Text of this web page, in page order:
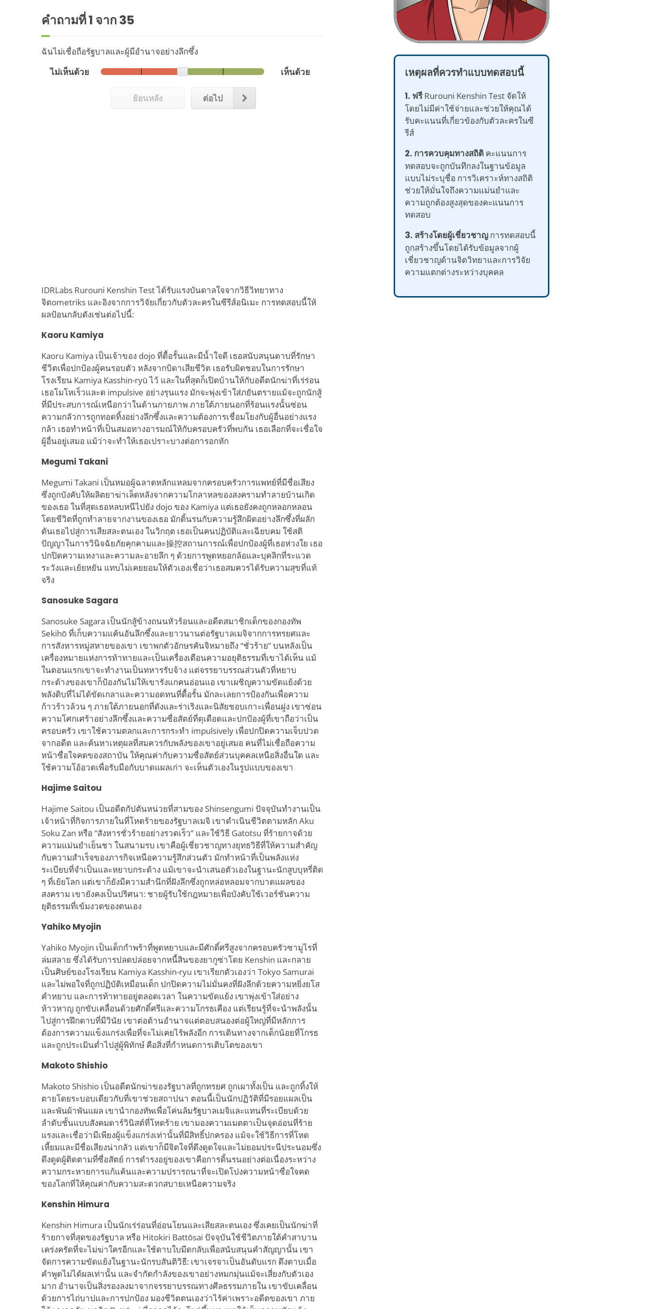
คำถามที่1 จาก 35
ฉันไม่เชื่อถือรัฐบาลและผู้มีอำนาจอย่างลึกซึ้ง
ไม่เห็นด้วย
เห็นด้วย
ย้อนหลัง ต่อไป
IDRLabs Rurouni Kenshin Test ได้รับแรงบันดาลใจจากวิธีวิทยาทาง
จิตometriks และอิงจากการวิจัยเกี่ยวกับตัวละครในซีรีส์อนิเมะ การทดสอบนี้ให้
ผลป้อนกลับดังเช่นต่อไปนี้:
Kaoru Kamiya
Kaoru Kamiya เป็นเจ้าของ dojo ที่ดื้อรั้นและมีน้ำใจดี เธอสนับสนุนดาบที่รักษา
ชีวิตเพื่อปกป้องผู้คนรอบตัว หลังจากบิดาเสียชีวิต เธอรับผิดชอบในการรักษา
โรงเรียน Kamiya Kasshin-ryū ไว้ และในที่สุดก็เปิดบ้านให้กับอดีตนักฆ่าที่เร่ร่อน
เธอโมโหเร็วและด impulsive อย่างรุนแรง มักจะพุ่งเข้าใส่ภยันตรายแม้จะถูกนักสู้
ที่มีประสบการณ์เหนือกว่าในด้านกายภาพ ภายใต้ภายนอกที่ร้อนแรงนั้นซ่อน
ความกลัวการถูกทอดทิ้งอย่างลึกซึ้งและความต้องการเชื่อมโยงกับผู้อื่นอย่างแรง
กล้า เธอทำหน้าที่เป็นสมอทางอารมณ์ให้กับครอบครัวที่พบกัน เธอเลือกที่จะเชื่อใจ
ผู้อื่นอยู่เสมอ แม้ว่าจะทำให้เธอเปราะบางต่อการอกหัก
Megumi Takani
Megumi Takani เป็นหมอผู้ฉลาดหลักแหลมจากครอบครัวการแพทย์ที่มีชื่อเสียง
ซึ่งถูกบังคับให้ผลิตยาฆ่าเล็ดหลังจากความโกลาหลของสงครามทำลายบ้านเกิด
ของเธอ ในที่สุดเธอหลบหนีไปยัง dojo ของ Kamiya แต่เธอยังคงถูกหลอกหลอน
โดยชีวิตที่ถูกทำลายจากงานของเธอ มักดิ้นรนกับความรู้สึกผิดอย่างลึกซึ้งที่ผลัก
ดันเธอไปสู่การเสียสละตนเอง ในวิกฤต เธอเป็นคนปฏิบัติและเฉียบคม ใช้สติ
ปัญญาในการวินิจฉัยภัยคุกคามและ操控สถานการณ์เพื่อปกป้องผู้ที่เธอห่วงใย เธอ
ปกปิดความเหงาและความละอายลึก ๆ ด้วยการพูดหยอกล้อและบุคลิกที่ระแวด
ระวังและเย้ยหยัน แทบไม่เคยยอมให้ตัวเองเชื่อว่าเธอสมควรได้รับความสุขที่แท้
จริง
Sanosuke Sagara
Sanosuke Sagara เป็นนักสู้ข้างถนนหัวร้อนและอดีตสมาชิกเด็กของกองทัพ
Sekihō ที่เก็บความแค้นอันลึกซึ้งและยาวนานต่อรัฐบาลเมจิจากการทรยศและ
การสังหารหมู่สหายของเขา เขาพกตัวอักษรคันจิหมายถึง “ชั่วร้าย” บนหลังเป็น
เครื่องหมายแห่งการท้าทายและเป็นเครื่องเตือนความอยุติธรรมที่เขาได้เห็น แม้
ในตอนแรกเขาจะทำงานเป็นทหารรับจ้าง แต่จรรยาบรรณส่วนตัวที่หยาบ
กระด้างของเขาก็ป้องกันไม่ให้เขารังแกคนอ่อนแอ เขาเผชิญความขัดแย้งด้วย
พลังดิบที่ไม่ได้ขัดเกลาและความอดทนที่ดื้อรั้น มักละเลยการป้องกันเพื่อความ
ก้าวร้าวล้วน ๆ ภายใต้ภายนอกที่ดังและร่าเริงและนิสัยชอบเกาะเพื่อนฝูง เขาซ่อน
ความโศกเศร้าอย่างลึกซึ้งและความซื่อสัตย์ที่ดุเดือดและปกป้องผู้ที่เขาถือว่าเป็น
ครอบครัว เขาใช้ความตลกและการกระทำ impulsively เพื่อปกปิดความเจ็บปวด
จากอดีต และค้นหาเหตุผลที่สมควรกับพลังของเขาอยู่เสมอ คนที่ไม่เชื่อถือความ
หน้าซื่อใจคดของสถาบัน ให้คุณค่ากับความซื่อสัตย์ส่วนบุคคลเหนือสิ่งอื่นใด และ
ใช้ความโอ้อวดเพื่อรับมือกับบาดแผลเก่า จะเห็นตัวเองในรูปแบบของเขา
Hajime Saitou
Hajime Saitou เป็นอดีตกัปตันหน่วยที่สามของ Shinsengumi ปัจจุบันทำงานเป็น
เจ้าหน้าที่กิจการภายในที่โหดร้ายของรัฐบาลเมจิ เขาดำเนินชีวิตตามหลัก Aku
Soku Zan หรือ “สังหารชั่วร้ายอย่างรวดเร็ว” และใช้วิธี Gatotsu ที่ร้ายกาจด้วย
ความแม่นยำเย็นชา ในสนามรบ เขาคือผู้เชี่ยวชาญทางยุทธวิธีที่ให้ความสำคัญ
กับความสำเร็จของภารกิจเหนือความรู้สึกส่วนตัว มักทำหน้าที่เป็นพลังแห่ง
ระเบียบที่จำเป็นและหยาบกระด้าง แม้เขาจะนำเสนอตัวเองในฐานะนักสูบบุหรี่ติด
ๆ ที่เย้ยโลก แต่เขาก็ยังมีความสำนึกที่ฝังลึกซึ่งถูกหล่อหลอมจากบาดแผลของ
สงคราม เขายังคงเป็นปริศนา: ชายผู้รับใช้กฎหมายเพื่อบังคับใช้เวอร์ชันความ
ยุติธรรมที่เข้มงวดของตนเอง
Yahiko Myojin
Yahiko Myojin เป็นเด็กกำพร้าที่พูดหยาบและมีศักดิ์ศรีสูงจากครอบครัวซามูไรที่
ล่มสลาย ซึ่งได้รับการปลดปล่อยจากหนี้สินของยากูซ่าโดย Kenshin และกลาย
เป็นศิษย์ของโรงเรียน Kamiya Kasshin-ryu เขาเรียกตัวเองว่า Tokyo Samurai
และไม่พอใจที่ถูกปฏิบัติเหมือนเด็ก ปกปิดความไม่มั่นคงที่ฝังลึกด้วยความหยิ่งยโส
คำหยาบ และการท้าทายอยู่ตลอดเวลา ในความขัดแย้ง เขาพุ่งเข้าใส่อย่าง
ห้าวหาญ ถูกขับเคลื่อนด้วยศักดิ์ศรีและความโกรธเคือง แต่เรียนรู้ที่จะนำพลังนั้น
ไปสู่การฝึกดาบที่มีวินัย เขาต่อต้านอำนาจแต่ตอบสนองต่อผู้ใหญ่ที่มีหลักการ
ต้องการความแข็งแกร่งเพื่อที่จะไม่เคยไร้พลังอีก การเดินทางจากเด็กน้อยที่โกรธ
และถูกประเมินต่ำไปสู่ผู้พิทักษ์ คือสิ่งที่กำหนดการเติบโตของเขา
Makoto Shishio
Makoto Shishio เป็นอดีตนักฆ่าของรัฐบาลที่ถูกทรยศ ถูกเผาทั้งเป็น และถูกทิ้งให้
ตายโดยระบอบเดียวกับที่เขาช่วยสถาปนา ตอนนี้เป็นนักปฏิวัติที่มีรอยแผลเป็น
และพันผ้าพันแผล เขานำกองทัพเพื่อโค่นล้มรัฐบาลเมจิและแทนที่ระเบียบด้วย
ลำดับชั้นแบบสังคมดาร์วินิสต์ที่โหดร้าย เขามองความเมตตาเป็นจุดอ่อนที่ร้าย
แรงและเชื่อว่ามีเพียงผู้แข็งแกร่งเท่านั้นที่มีสิทธิ์ปกครอง แม้จะใช้วิธีการที่โหด
เหี้ยมและมีชื่อเสียงน่ากลัว แต่เขาก็มีจิตใจที่ดึงดูดใจและไม่ยอมประนีประนอมซึ่ง
ดึงดูดผู้ติดตามที่ซื่อสัตย์ การดำรงอยู่ของเขาคือการดิ้นรนอย่างต่อเนื่องระหว่าง
ความกระหายการแก้แค้นและความปรารถนาที่จะเปิดโปงความหน้าซื่อใจคด
ของโลกที่ให้คุณค่ากับความสะดวกสบายเหนือความจริง
Kenshin Himura
Kenshin Himura เป็นนักเร่ร่อนที่อ่อนโยนและเสียสละตนเอง ซึ่งเคยเป็นนักฆ่าที่
ร้ายกาจที่สุดของรัฐบาล หรือ Hitokiri Battōsai ปัจจุบันใช้ชีวิตภายใต้คำสาบาน
เคร่งครัดที่จะไม่ฆ่าใครอีกและใช้ดาบใบมีดกลับเพื่อสนับสนุนคำสัญญานั้น เขา
จัดการความขัดแย้งในฐานะนักรบสันติวิธี: เขาเจรจาเป็นอันดับแรก ดึงดาบเมื่อ
คำพูดไม่ได้ผลเท่านั้น และจำกัดกำลังของเขาอย่างหมกมุ่นแม้จะเสี่ยงกับตัวเอง
มาก อำนาจเป็นสิ่งรองลงมาจากจรรยาบรรณทางศีลธรรมภายใน เขาขับเคลื่อน
ด้วยการไถ่บาปและการปกป้อง มองชีวิตตนเองว่าไร้ค่าเพราะอดีตของเขา ภาย
เหตุผลที่ควรทำแบบทดสอบนี้
1. ฟรีRurouni Kenshin Test จัดให้
โดยไม่มีค่าใช้จ่ายและช่วยให้คุณได้
รับคะแนนที่เกี่ยวข้องกับตัวละครในซี
รีส์
2. การควบคุมทางสถิติคะแนนการ
ทดสอบจะถูกบันทึกลงในฐานข้อมูล
แบบไม่ระบุชื่อ การวิเคราะห์ทางสถิติ
ช่วยให้มั่นใจถึงความแม่นยำและ
ความถูกต้องสูงสุดของคะแนนการ
ทดสอบ
3. สร้างโดยผู้เชี่ยวชาญการทดสอบนี้
ถูกสร้างขึ้นโดยได้รับข้อมูลจากผู้
เชี่ยวชาญด้านจิตวิทยาและการวิจัย
ความแตกต่างระหว่างบุคคล